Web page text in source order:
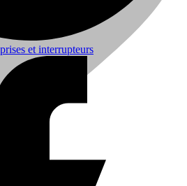
prises et interrupteurs